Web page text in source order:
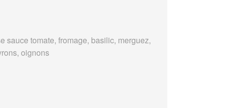
sauce tomate, fromage, basilic, merguez,
oignons